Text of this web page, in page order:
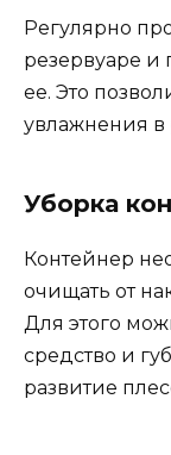
Регулярно
резервуаре и
ее. Это
увлажнения в
Уборка
Контейнер
очищать от
Для этого
средство и
развитие